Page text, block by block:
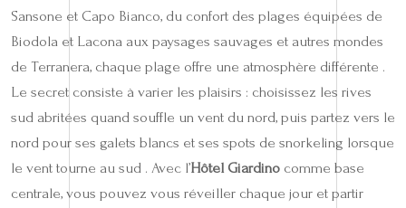
Sansone et Capo Bianco, du confort des plages équipées de
Biodola et Lacona aux paysages sauvages et autres mondes
de Terranera, chaque plage offre une atmosphère différente .
Le secret consiste à varier les plaisirs : choisissez les rives
sud abritées quand souffle un vent du nord, puis partez vers le
nord pour ses galets blancs et ses spots de snorkeling lorsque
le vent tourne au sud . Avec l’Hôtel Giardino comme base
centrale, vous pouvez vous réveiller chaque jour et partir